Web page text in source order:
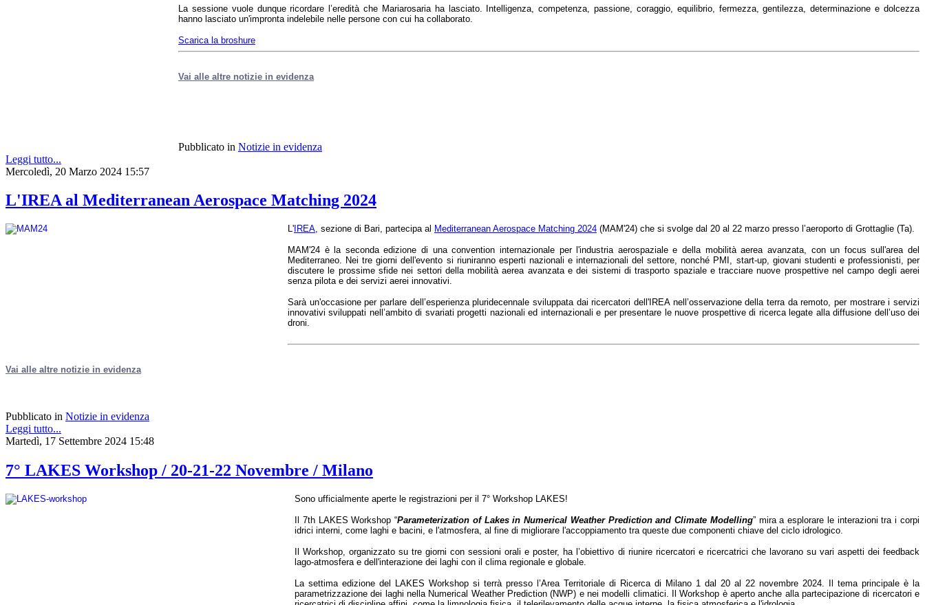
La sessione vuole dunque ricordare l’eredità che Mariarosaria ha lasciato. Intelligenza, competenza, passione, coraggio, equilibrio, fermezza, gentilezza, determinazione e dolcezza
hanno lasciato un'impronta indelebile nelle persone con cui ha collaborato.
Scarica la broshure
Vai alle altre notizie in evidenza
Pubblicato in Notizie in evidenza
Leggi tutto...
Mercoledì, 20 Marzo 2024 15:57
L'IREA al Mediterranean Aerospace Matching 2024
L' IREA, sezione di Bari, partecipa al Mediterranean Aerospace Matching 2024 (MAM'24) che si svolge dal 20 al 22 marzo presso l’aeroporto di Grottaglie (Ta).
MAM'24 è la seconda edizione di una convention internazionale per l'industria aerospaziale e della mobilità aerea avanzata, con un focus sull'area del
Mediterraneo. Nei tre giorni dell'evento si riuniranno esperti nazionali e internazionali del settore, nonché PMI, start-up, giovani studenti e professionisti, per
discutere le prossime sfide nei settori della mobilità aerea avanzata e dei sistemi di trasporto spaziale e tracciare nuove prospettive nel campo degli aerei
senza pilota e dei servizi aerei innovativi.
Sarà un'occasione per parlare dell’esperienza pluridecennale sviluppata dai ricercatori dell'IREA nell’osservazione della terra da remoto, per mostrare i servizi
innovativi sviluppati nell’ambito di svariati progetti nazionali ed internazionali e per presentare le nuove prospettive di ricerca legate alla diffusione dell’uso dei
droni.
Vai alle altre notizie in evidenza
Pubblicato in Notizie in evidenza
Leggi tutto...
Martedì, 17 Settembre 2024 15:48
7° LAKES Workshop / 20-21-22 Novembre / Milano
Sono ufficialmente aperte l e registrazioni per il 7° Workshop LAKES!
Il 7th LAKES Workshop “Parameterization of Lakes in Numerical Weather Prediction and Climate Modelling” mira a esplorare le interazioni tra i corpi
idrici interni, come laghi e bacini, e l'atmosfera, al fine di migliorare l'accoppiamento tra queste due componenti chiave del ciclo idrologico.
Il Workshop, organizzato su tre giorni con sessioni orali e poster, ha l’obiettivo di riunire ricercatori e ricercatrici che lavorano su vari aspetti dei feedback
lago-atmosfera e dell'interazione dei laghi con il clima regionale e globale.
La settima edizione del LAKES Workshop si terrà presso l’Area Territoriale di Ricerca di Milano 1 dal 20 al 22 novembre 2024. Il tema principale è la
parametrizzazione dei laghi nella Numerical Weather Prediction (NWP) e nei modelli climatici. Il Workshop è aperto anche alla partecipazione di ricercatori e